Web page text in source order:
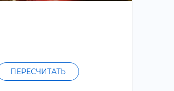
ПЕРЕСЧИТАТЬ